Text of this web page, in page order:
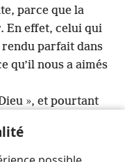
parce que la
En effet, celui qui
rendu parfait dans
qu’il nous a aimés
», et pourtant
peut pas aimer
avons reçu de lui